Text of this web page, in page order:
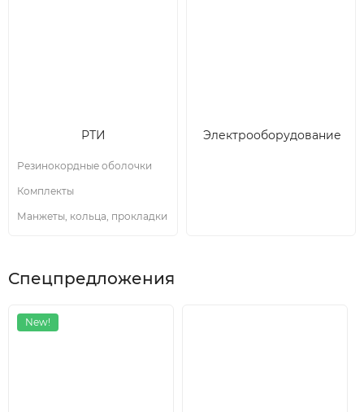
РТИ
Резинокордные оболочки
Комплекты
Манжеты, кольца, прокладки
Электрооборудование
Спецпредложения
New!